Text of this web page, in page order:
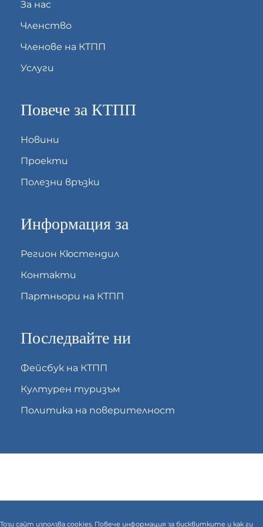
За нас
Членство
Членове на КТПП
Услуги
Повече за КТПП
Новини
Проекти
Полезни връзки
Информация за
Регион Кюстендил
Контакти
Партньори на КТПП
Последвайте ни
Фейсбук на КТПП
Културен туризъм
Политика на поверителност
Този сайт използва cookies. Повече информация за бисквитките и как ги